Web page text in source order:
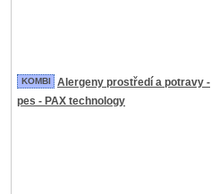
KOMBI
Alergeny prostředí a potravy -
pes - PAX technology